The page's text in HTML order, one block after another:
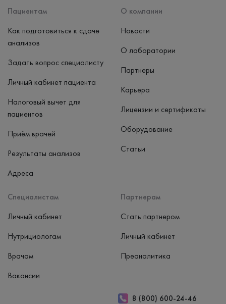
Пациентам
Как подготовиться к сдаче
анализов
Задать вопрос специалисту
Личный кабинет пациента
Налоговый вычет для
пациентов
Приём врачей
Результаты анализов
Адреса
Специалистам
Личный кабинет
Нутрициологам
Врачам
Вакансии
Партнерам
Стать партнером
Личный кабинет
Преаналитика
О компании
Новости
О лаборатории
Партнеры
Карьера
Лицензии и сертификаты
Оборудование
Статьи
8 (800) 600-24-46